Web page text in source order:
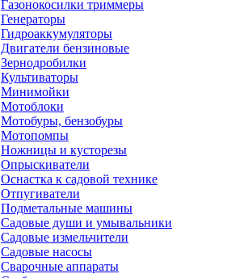
Газонокосилки триммеры
Генераторы
Гидроаккумуляторы
Двигатели бензиновые
Зернодробилки
Культиваторы
Минимойки
Мотоблоки
Мотобуры, бензобуры
Мотопомпы
Ножницы и кусторезы
Опрыскиватели
Оснастка к садовой технике
Отпугиватели
Подметальные машины
Садовые души и умывальники
Садовые измельчители
Садовые насосы
Сварочные аппараты